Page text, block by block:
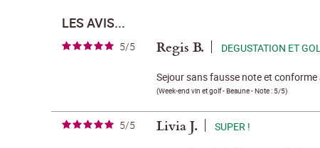
LES AVIS...
5/5 Regis B.
DEGUSTATION ET
Sejour sans fausse note et
(Week-end vin et golf - Beaune- Note :5/5)
5/5 Livia J.
SUPER !